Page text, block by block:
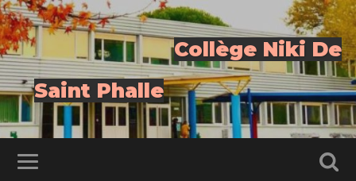
Collège Niki De
Saint Phalle